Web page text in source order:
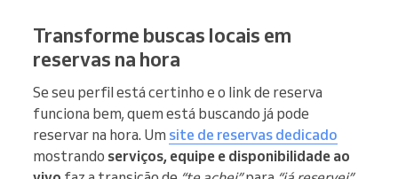
Transforme buscas locais em
reservas na hora
Se seu perfil está certinho e o link de reserva
funciona bem, quem está buscando já pode
reservar na hora. Um site de reservas dedicado
mostrando serviços, equipe e disponibilidade ao